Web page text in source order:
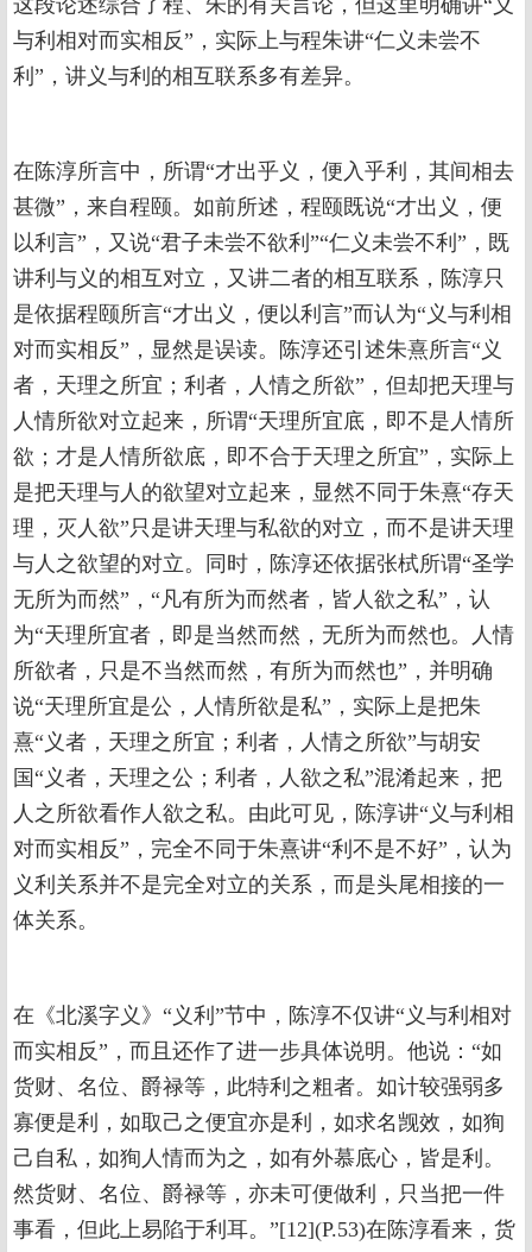
这段论述综合了程、朱的有关言论，但这里明确讲“义
与利相对而实相反”，实际上与程朱讲“仁义未尝不
利”，讲义与利的相互联系多有差异。
在陈淳所言中，所谓“才出乎义，便入乎利，其间相去
甚微”，来自程颐。如前所述，程颐既说“才出义，便
以利言”，又说“君子未尝不欲利”“仁义未尝不利”，既
讲利与义的相互对立，又讲二者的相互联系，陈淳只
是依据程颐所言“才出义，便以利言”而认为“义与利相
对而实相反”，显然是误读。陈淳还引述朱熹所言“义
者，天理之所宜；利者，人情之所欲”，但却把天理与
人情所欲对立起来，所谓“天理所宜底，即不是人情所
欲；才是人情所欲底，即不合于天理之所宜”，实际上
是把天理与人的欲望对立起来，显然不同于朱熹“存天
理，灭人欲”只是讲天理与私欲的对立，而不是讲天理
与人之欲望的对立。同时，陈淳还依据张栻所谓“圣学
无所为而然”，“凡有所为而然者，皆人欲之私”，认
为“天理所宜者，即是当然而然，无所为而然也。人情
所欲者，只是不当然而然，有所为而然也”，并明确
说“天理所宜是公，人情所欲是私”，实际上是把朱
熹“义者，天理之所宜；利者，人情之所欲”与胡安
国“义者，天理之公；利者，人欲之私”混淆起来，把
人之所欲看作人欲之私。由此可见，陈淳讲“义与利相
对而实相反”，完全不同于朱熹讲“利不是不好”，认为
义利关系并不是完全对立的关系，而是头尾相接的一
体关系。
在《北溪字义》“义利”节中，陈淳不仅讲“义与利相对
而实相反”，而且还作了进一步具体说明。他说：“如
货财、名位、爵禄等，此特利之粗者。如计较强弱多
寡便是利，如取己之便宜亦是利，如求名觊效，如狥
己自私，如狥人情而为之，如有外慕底心，皆是利。
然货财、名位、爵禄等，亦未可便做利，只当把一件
事看，但此上易陷于利耳。”[12](P.53)在陈淳看来，货